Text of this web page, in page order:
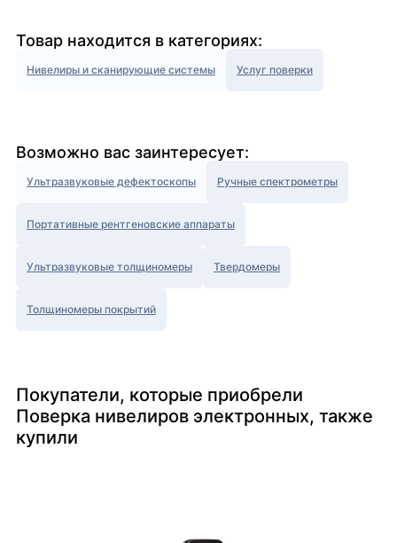
Товар находится в категориях:
Нивелиры и сканирующие системы Услуг поверки
Возможно вас заинтересует:
Ультразвуковые дефектоскопы Ручные спектрометры
Портативные рентгеновские аппараты
Ультразвуковые толщиномеры Твердомеры
Толщиномеры покрытий
Покупатели, которые приобрели
Поверка нивелиров электронных, также
купили